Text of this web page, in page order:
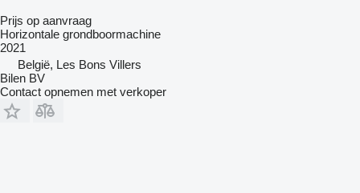
Prijs op aanvraag
Horizontale grondboormachine
2021
België, Les Bons Villers
Bilen BV
Contact opnemen met verkoper